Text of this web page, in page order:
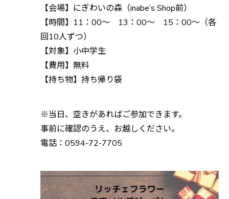
【会場】にぎわいの森（inabe’s Shop前）
【時間】11：00～ 13：00～ 15：00～（各
回10人ずつ）
【対象】小中学生
【費用】無料
【持ち物】持ち帰り袋
※当日、空きがあればご参加できます。
事前に確認のうえ、お越しください。
電話：0594-72-7705